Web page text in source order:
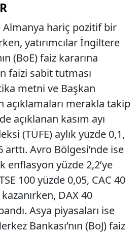
Almanya hariç pozitif bir
yatırımcılar İngiltere
(BoE) faiz kararına
faizi sabit tutması
metni ve Başkan
açıklamaları merakla takip
açıklanan kasım ayı
(TÜFE) aylık yüzde 0,1,
arttı. Avro Bölgesi’nde ise
enflasyon yüzde 2,2’ye
100 yüzde 0,05, CAC 40
DAX 40
Asya piyasaları ise
Bankası’nın (BoJ) faiz